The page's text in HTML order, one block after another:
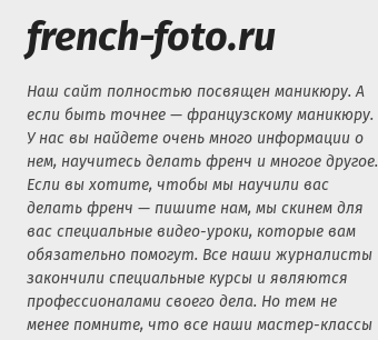
french-foto.ru
Наш сайт полностью посвящен маникюру. А
если быть точнее — французскому маникюру.
У нас вы найдете очень много информации о
нем, научитесь делать френч и многое другое.
Если вы хотите, чтобы мы научили вас
делать френч — пишите нам, мы скинем для
вас специальные видео-уроки, которые вам
обязательно помогут. Все наши журналисты
закончили специальные курсы и являются
профессионалами своего дела. Но тем не
менее помните, что все наши мастер-классы